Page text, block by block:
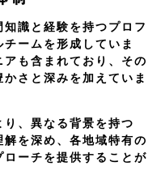
識と経験を持つプロフ
ームを形成していま
も含まれており、その
さと深みを加えていま
、異なる背景を持つ
を深め、各地域特有の
ーチを提供することが